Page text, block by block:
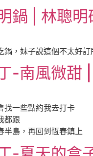
鍋 | 林聰
鍋，妹子說這個不太好
-南風微
找一些點約我去打卡
都跟
半島，再回到恆春鎮上